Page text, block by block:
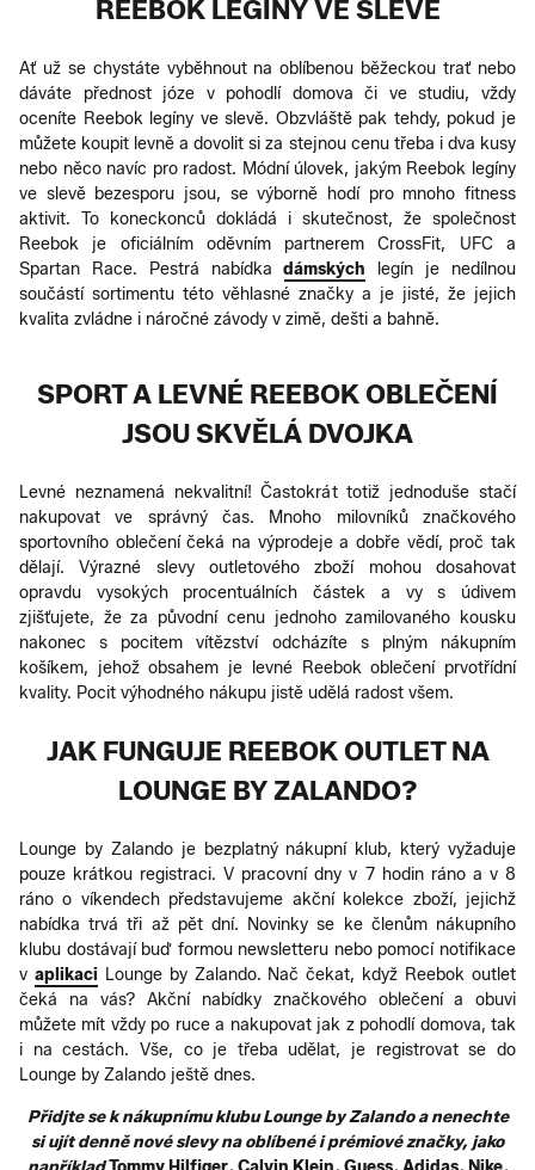
REEBOK LEGÍNY VE SLEVĚ
Ať už se chystáte vyběhnout na oblíbenou běžeckou trať nebo
dáváte přednost józe v pohodlí domova či ve studiu, vždy
oceníte Reebok legíny ve slevě. Obzvláště pak tehdy, pokud je
můžete koupit levně a dovolit si za stejnou cenu třeba i dva kusy
nebo něco navíc pro radost. Módní úlovek, jakým Reebok legíny
ve slevě bezesporu jsou, se výborně hodí pro mnoho fitness
aktivit. To koneckonců dokládá i skutečnost, že společnost
Reebok je oficiálním oděvním partnerem CrossFit, UFC a
Spartan Race. Pestrá nabídkadámských legín je nedílnou
součástí sortimentu této věhlasné značky a je jisté, že jejich
kvalita zvládne i náročné závody v zimě, dešti a bahně.
SPORT A LEVNÉ REEBOK OBLEČENÍ
JSOU SKVĚLÁ DVOJKA
Levné neznamená nekvalitní! Častokrát totiž jednoduše stačí
nakupovat ve správný čas. Mnoho milovníků značkového
sportovního oblečení čeká na výprodeje a dobře vědí, proč tak
dělají. Výrazné slevy outletového zboží mohou dosahovat
opravdu vysokých procentuálních částek a vy s údivem
zjišťujete, že za původní cenu jednoho zamilovaného kousku
nakonec s pocitem vítězství odcházíte s plným nákupním
košíkem, jehož obsahem je levné Reebok oblečení prvotřídní
kvality. Pocit výhodného nákupu jistě udělá radost všem.
JAK FUNGUJE REEBOK OUTLET NA
LOUNGE BY ZALANDO?
Lounge by Zalando je bezplatný nákupní klub, který vyžaduje
pouze krátkou registraci. V pracovní dny v 7 hodin ráno a v 8
ráno o víkendech představujeme akční kolekce zboží, jejichž
nabídka trvá tři až pět dní. Novinky se ke členům nákupního
klubu dostávají buď formou newsletteru nebo pomocí notifikace
v aplikaci Lounge by Zalando. Nač čekat, když Reebok outlet
čeká na vás? Akční nabídky značkového oblečení a obuvi
můžete mít vždy po ruce a nakupovat jak z pohodlí domova, tak
i na cestách. Vše, co je třeba udělat, je registrovat se do
Lounge by Zalando ještě dnes.
Přidjte se k nákupnímu klubu Lounge by Zalando a nenechte
si ujít denně nové slevy na oblíbené i prémiové značky, jako